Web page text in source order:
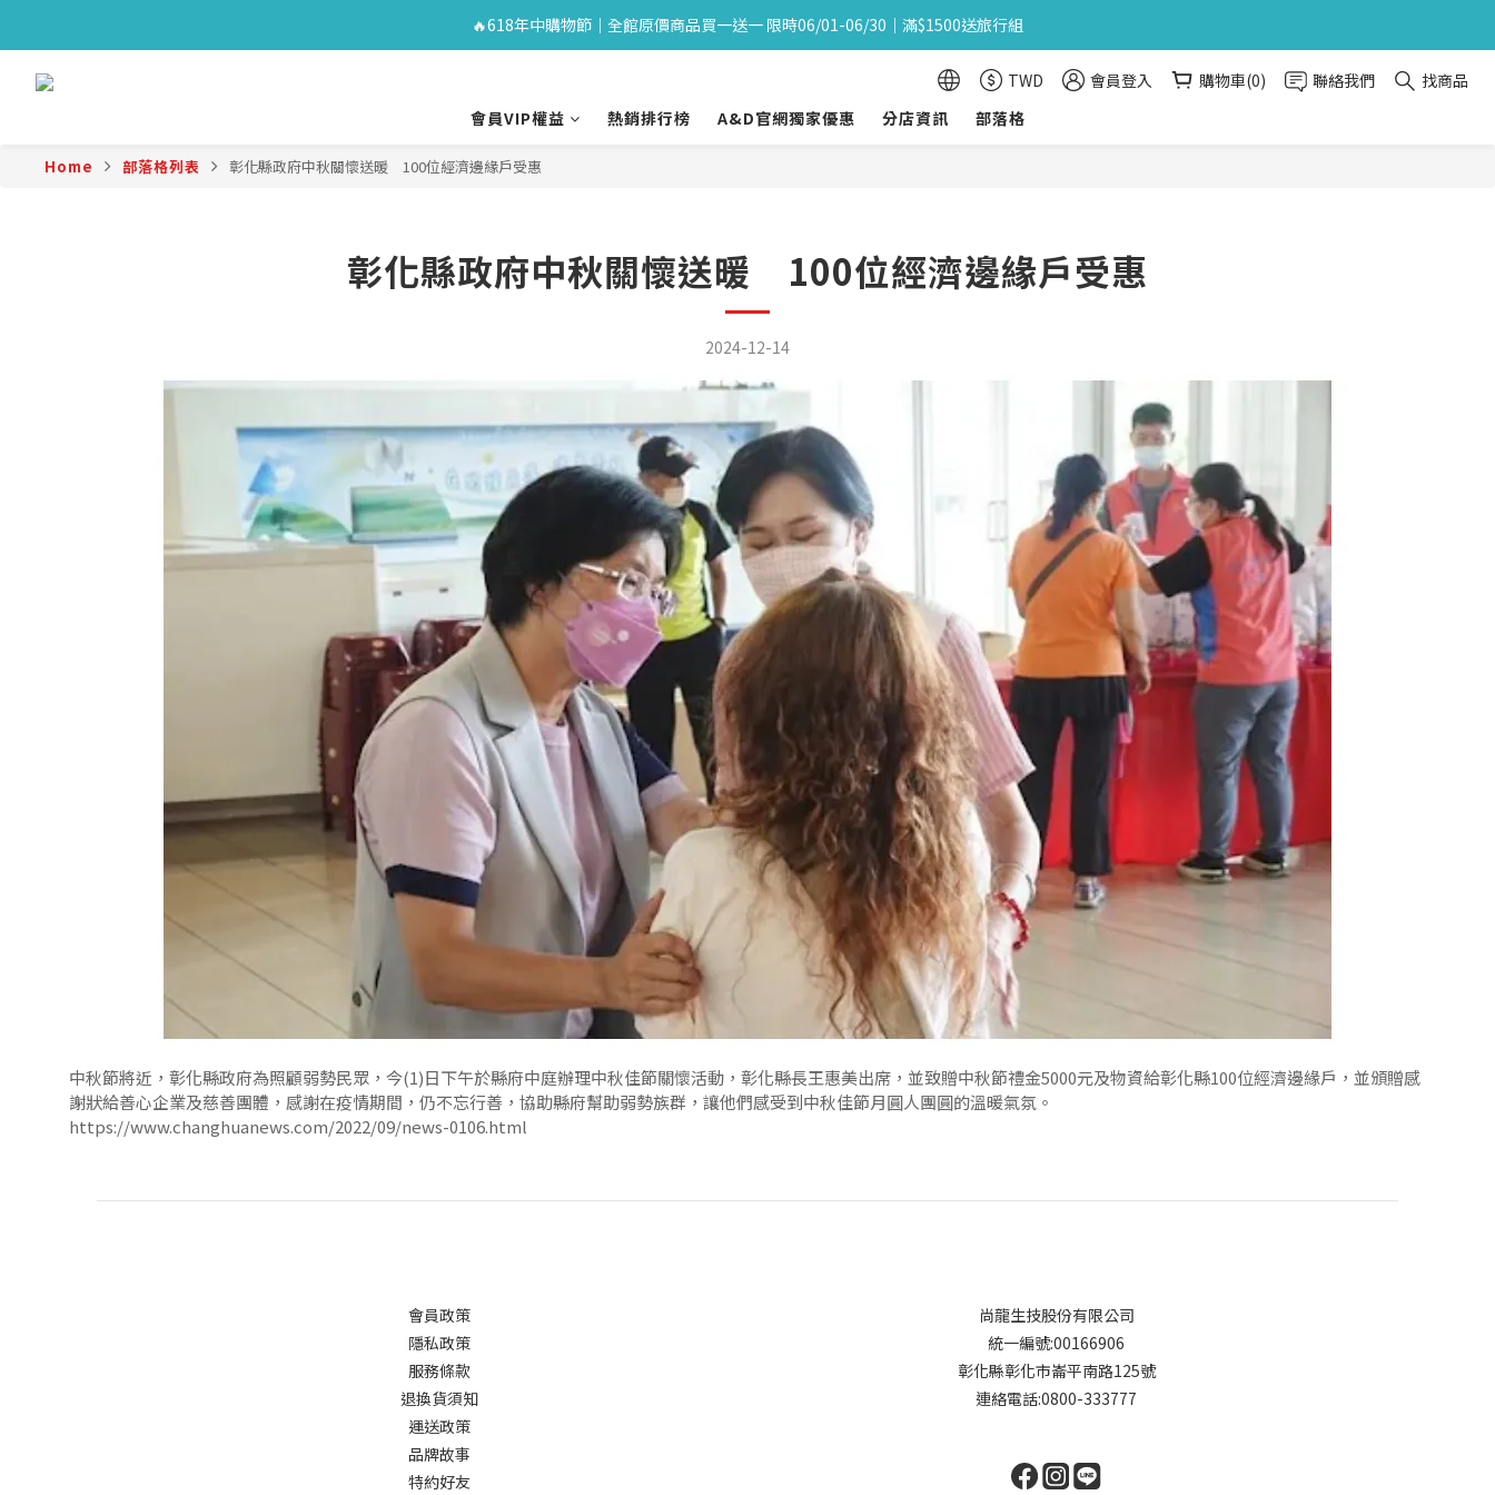
🔥618年中購物節｜全館原價商品買一送一 限時06/01-06/30｜滿$1500送旅行組
🔥618年中購物節｜全館原價商品買一送一 限時06/01-06/30｜滿$1500送旅行組
✨全館滿額免運 ! 單筆訂單超商$1,500  物流宅配$2,000✨
🔥618年中購物節｜全館原價商品買一送一 限時06/01-06/30｜滿$1500送旅行組
TWD 會員登入 購物車(0) 聯絡我們
找商品
會員VIP權益
熱銷排行榜 A&D官網獨家優惠 分店資訊 部落格
Home 部落格列表 彰化縣政府中秋關懷送暖 100位經濟邊緣戶受惠
彰化縣政府中秋關懷送暖 100位經濟邊緣戶受惠
2024-12-14
中秋節將近，彰化縣政府為照顧弱勢民眾，今(1)日下午於縣府中庭辦理中秋佳節關懷活動，彰化縣長王惠美出席，並致贈中秋節禮金5000元及物資給彰化縣100位經濟邊緣戶，並頒贈感
謝狀給善心企業及慈善團體，感謝在疫情期間，仍不忘行善，協助縣府幫助弱勢族群，讓他們感受到中秋佳節月圓人團圓的溫暖氣氛。
https://www.changhuanews.com/2022/09/news-0106.html
會員政策
隱私政策
服務條款
退換貨須知
運送政策
品牌故事
特約好友
尚龍生技股份有限公司
統一編號:00166906
彰化縣彰化市崙平南路125號
連絡電話:0800-333777